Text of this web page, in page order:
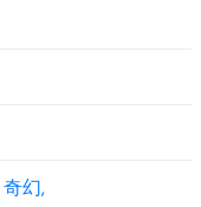
奇幻,